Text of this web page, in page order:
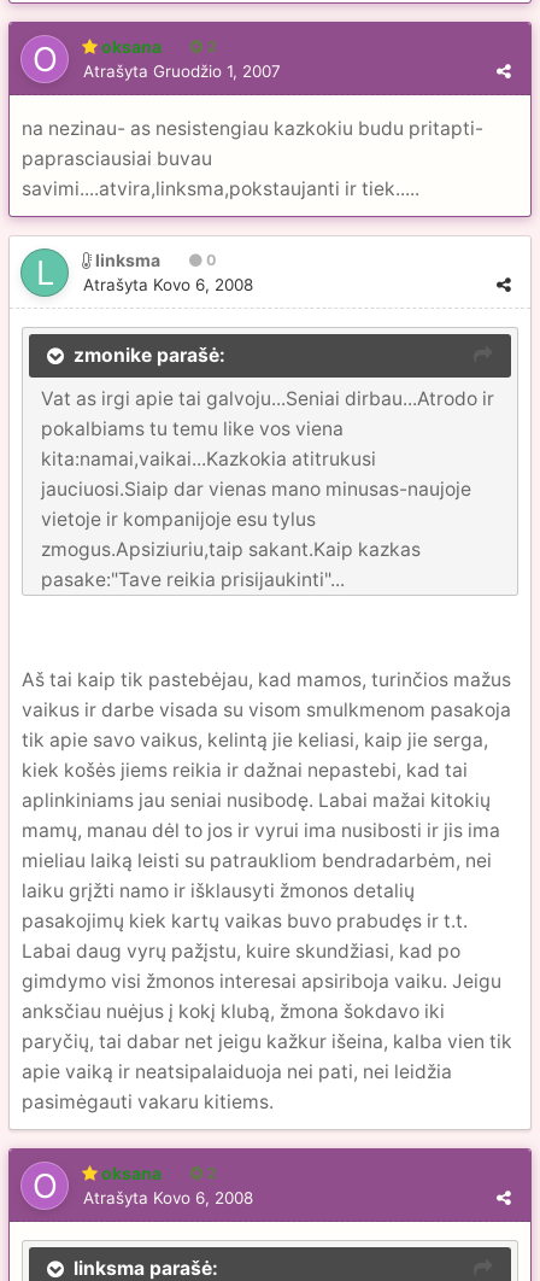
oksana 2
Atrašyta Gruodžio 1, 2007
na nezinau- as nesistengiau kazkokiu budu pritapti-
paprasciausiai buvau
savimi....atvira,linksma,pokstaujanti ir tiek.....
linksma 0
Atrašyta Kovo 6, 2008
zmonike parašė:
Vat as irgi apie tai galvoju...Seniai dirbau...Atrodo ir
pokalbiams tu temu like vos viena
kita:namai,vaikai...Kazkokia atitrukusi
jauciuosi.Siaip dar vienas mano minusas-naujoje
vietoje ir kompanijoje esu tylus
zmogus.Apsiziuriu,taip sakant.Kaip kazkas
pasake:"Tave reikia prisijaukinti"...
Aš tai kaip tik pastebėjau, kad mamos, turinčios mažus
vaikus ir darbe visada su visom smulkmenom pasakoja
tik apie savo vaikus, kelintą jie keliasi, kaip jie serga,
kiek košės jiems reikia ir dažnai nepastebi, kad tai
aplinkiniams jau seniai nusibodę. Labai mažai kitokių
mamų, manau dėl to jos ir vyrui ima nusibosti ir jis ima
mieliau laiką leisti su patraukliom bendradarbėm, nei
laiku grįžti namo ir išklausyti žmonos detalių
pasakojimų kiek kartų vaikas buvo prabudęs ir t.t.
Labai daug vyrų pažįstu, kuire skundžiasi, kad po
gimdymo visi žmonos interesai apsiriboja vaiku. Jeigu
anksčiau nuėjus į kokį klubą, žmona šokdavo iki
paryčių, tai dabar net jeigu kažkur išeina, kalba vien tik
apie vaiką ir neatsipalaiduoja nei pati, nei leidžia
pasimėgauti vakaru kitiems.
oksana 2
Atrašyta Kovo 6, 2008
linksma parašė: